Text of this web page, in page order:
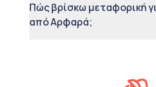
Πώς βρίσκω μεταφορική
από Αρφαρά;